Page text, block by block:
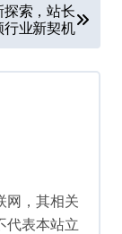
探索，站长
行业新契机
网，其相关
代表本站立